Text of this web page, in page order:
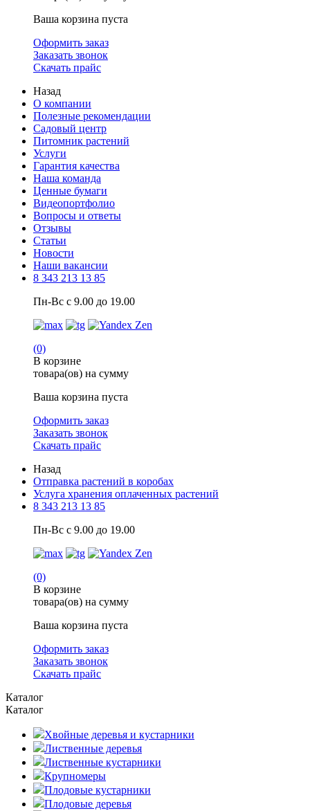
Ваша корзина пуста
Оформить заказ
Заказать звонок
Скачать прайс
Назад
О компании
Полезные рекомендации
Садовый центр
Питомник растений
Услуги
Гарантия качества
Наша команда
Ценные бумаги
Видеопортфолио
Вопросы и ответы
Отзывы
Статьи
Новости
Наши вакансии
8 343 213 13 85
Пн-Вс с 9.00 до 19.00
(0)
В корзине
товара(ов) на сумму
Ваша корзина пуста
Оформить заказ
Заказать звонок
Скачать прайс
Назад
Отправка растений в коробах
Услуга хранения оплаченных растений
8 343 213 13 85
Пн-Вс с 9.00 до 19.00
(0)
В корзине
товара(ов) на сумму
Ваша корзина пуста
Оформить заказ
Заказать звонок
Скачать прайс
Каталог
Каталог
Хвойные деревья и кустарники
Лиственные деревья
Лиственные кустарники
Крупномеры
Плодовые кустарники
Плодовые деревья